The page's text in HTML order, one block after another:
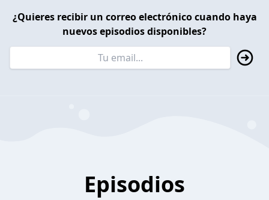
¿Quieres recibir un correo electrónico cuando haya
nuevos episodios disponibles?
Episodios